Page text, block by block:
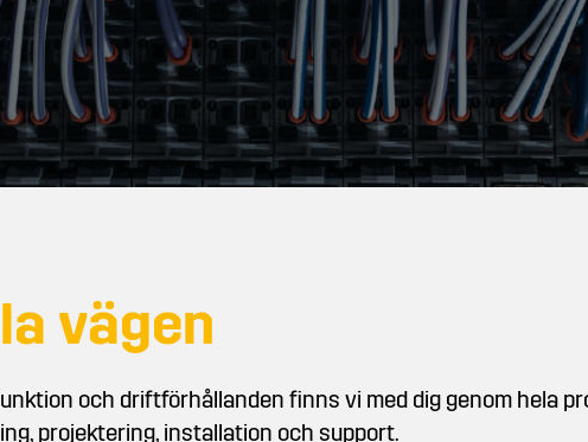
vägen
och driftförhållanden finns vi med dig genom hela
projektering, installation och support.